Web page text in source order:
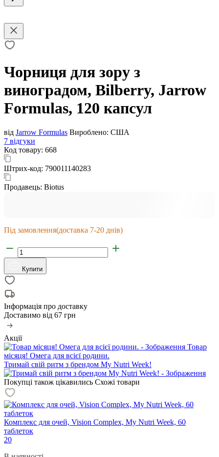
Чорниця для зору з
виноградом, Bilberry, Jarrow
Formulas, 120 капсул
від Jarrow Formulas Вироблено: США
7 відгуки
Код товару: 668
Штрих-код: 790011140283
Продавець: Biotus
Під замовлення(доставка 7-20 днів)
Купити
Інформація про доставку
Доставимо від 67 грн
Акції
Товар
місяця! Омега для всієї родини.
Тримай свій ритм з брендом My Nutri Week!
Покупці також цікавились Схожі товари
Комплекс для очей, Vision Complex, My Nutri Week, 60
таблеток
20